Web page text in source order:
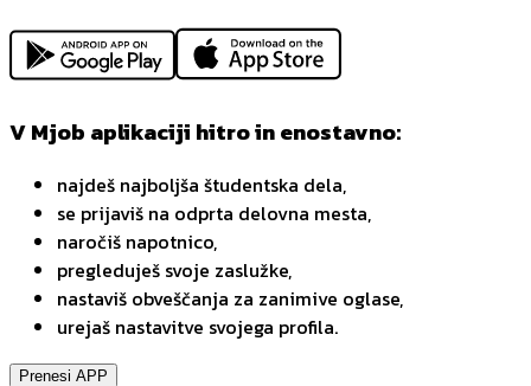
V Mjob aplikaciji hitro in enostavno:
najdeš najboljša študentska dela,
se prijaviš na odprta delovna mesta,
naročiš napotnico,
pregleduješ svoje zaslužke,
nastaviš obveščanja za zanimive oglase,
urejaš nastavitve svojega profila.
Prenesi APP